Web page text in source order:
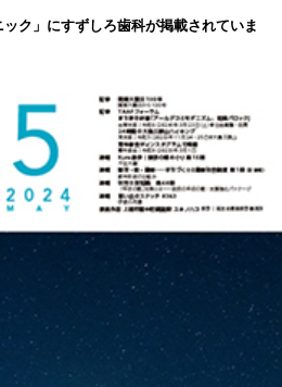
ク」にすずしろ歯科が掲載されていま